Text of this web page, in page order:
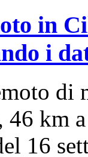
in
i
di
46 km
16